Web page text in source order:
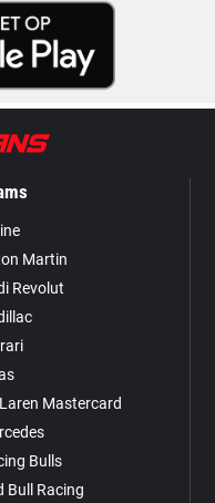
Martin
Revolut
Mastercard
Bulls
Bull Racing